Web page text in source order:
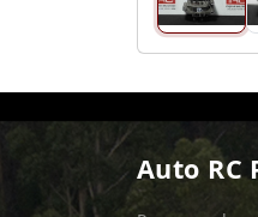
Auto RC